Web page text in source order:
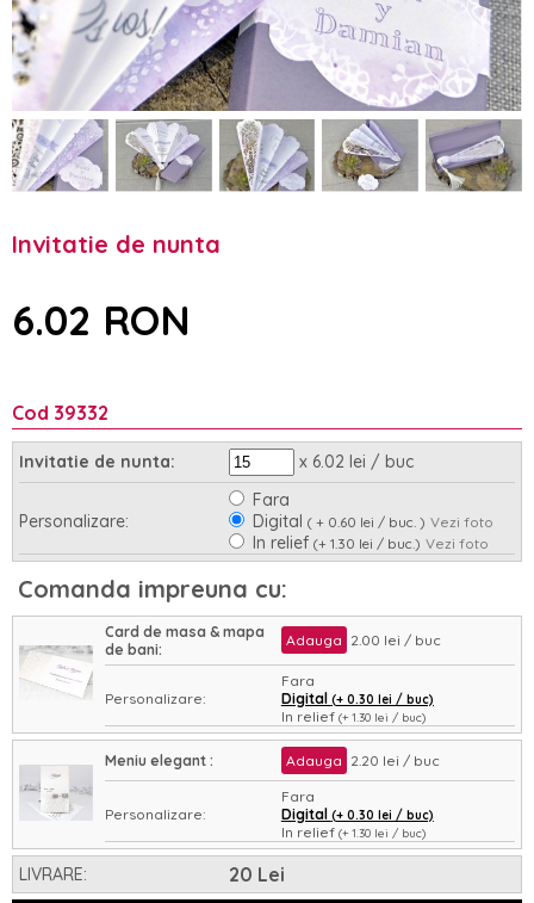
Invitatie de nunta
6.02 RON
Cod 39332
Invitatie de nunta: x 6.02 lei / buc
Personalizare:
Fara
Digital( + 0.60 lei / buc. ) Vezi foto
In relief(+ 1.30 lei / buc.) Vezi foto
Asamblare: Nu Da(+ 0.95 lei / buc.)
Comanda impreuna cu:
Card de masa & mapa
de bani:
Adauga 2.00 lei / buc
Personalizare:
Fara
Digital (+ 0.30 lei / buc)
In relief (+ 1.30 lei / buc)
Asamblare: Nu Da(+ 0.35 lei / buc)
Meniu elegant : Adauga 2.20 lei / buc
Personalizare:
Fara
Digital (+ 0.30 lei / buc)
In relief (+ 1.30 lei / buc)
Asamblare: Nu Da(+ 0.35 lei / buc)
LIVRARE: 20 Lei